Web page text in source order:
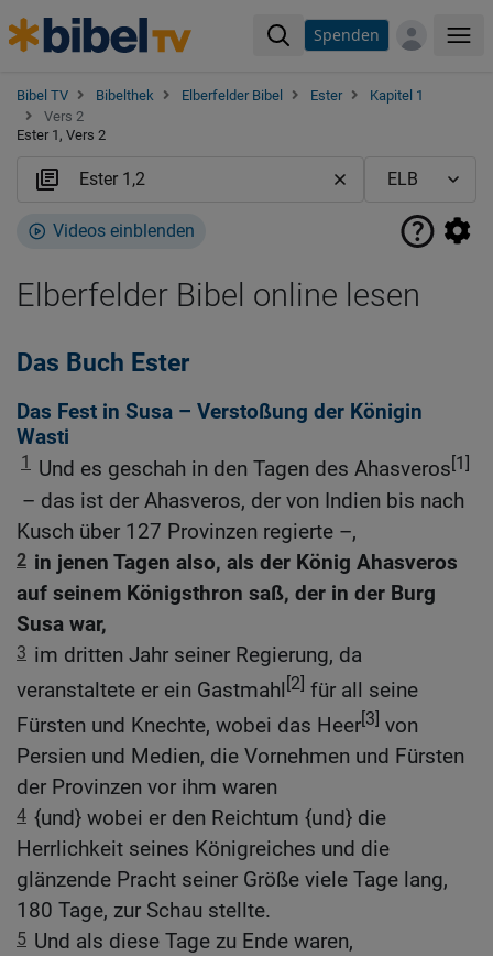
Spenden
Bibel TV Bibelthek Elberfelder Bibel Ester
Kapitel 1
Vers 2
Ester 1, Vers 2
Videos einblenden
Elberfelder Bibel online lesen
Das Buch Ester
Das Fest in Susa – Verstoßung der Königin
Wasti
1 Und es geschah in den Tagen des Ahasveros[1]
– das ist der Ahasveros, der von Indien bis nach
Kusch über 127 Provinzen regierte –,
2 in jenen Tagen also, als der König Ahasveros
auf seinem Königsthron saß, der in der Burg
Susa war,
3 im dritten Jahr seiner Regierung, da
veranstaltete er ein Gastmahl [2] für all seine
Fürsten und Knechte, wobei das Heer[3] von
Persien und Medien, die Vornehmen und Fürsten
der Provinzen vor ihm waren
4 {und} wobei er den Reichtum {und} die
Herrlichkeit seines Königreiches und die
glänzende Pracht seiner Größe viele Tage lang,
180 Tage, zur Schau stellte.
5 Und als diese Tage zu Ende waren,